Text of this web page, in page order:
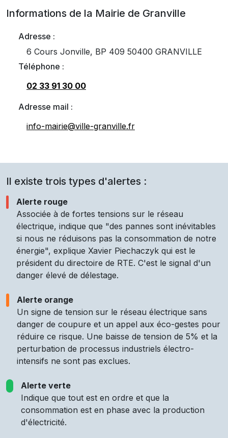
Informations de la Mairie de Granville
Adresse :
6 Cours Jonville, BP 409 50400 GRANVILLE
Téléphone :
02 33 91 30 00
Adresse mail :
info-mairie@ville-granville.fr
Il existe trois types d'alertes :
Alerte rouge
Associée à de fortes tensions sur le réseau
électrique, indique que "des pannes sont inévitables
si nous ne réduisons pas la consommation de notre
énergie", explique Xavier Piechaczyk qui est le
président du directoire de RTE. C'est le signal d'un
danger élevé de délestage.
Alerte orange
Un signe de tension sur le réseau électrique sans
danger de coupure et un appel aux éco-gestes pour
réduire ce risque. Une baisse de tension de 5% et la
perturbation de processus industriels électro-
intensifs ne sont pas exclues.
Alerte verte
Indique que tout est en ordre et que la
consommation est en phase avec la production
d'électricité.